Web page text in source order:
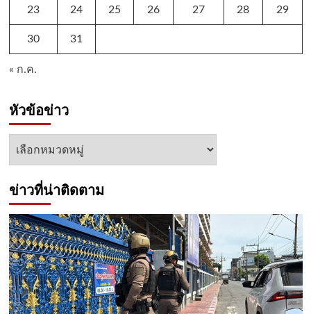
23 24 25 26 27 28 29
30 31
« ก.ค.
หัวข้อข่าว
หัวข้อ
ข่าวที่น่าติดตาม